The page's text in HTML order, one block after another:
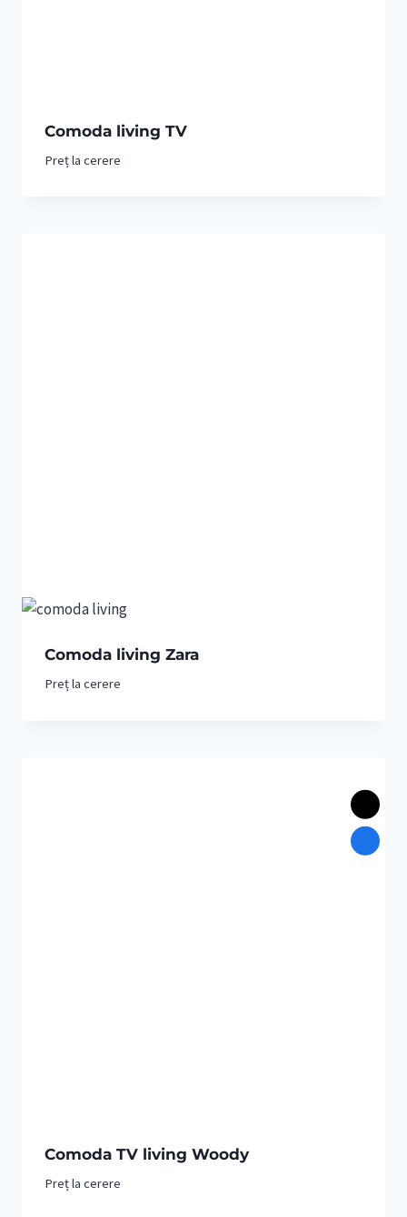
Comoda living TV
Preț la cerere
Comoda living Zara
Preț la cerere
Comoda TV living Woody
Preț la cerere